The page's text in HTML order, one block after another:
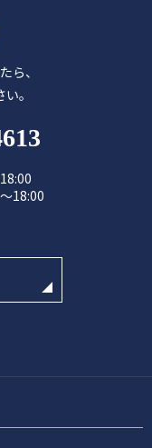
ら、
。
18:00